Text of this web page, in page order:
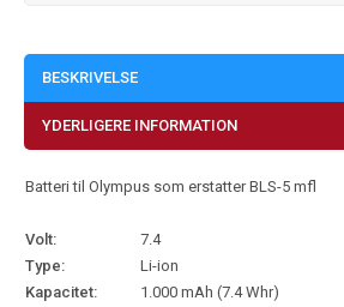
BESKRIVELSE
YDERLIGERE INFORMATION
Batteri til Olympus som erstatter BLS-5 mfl
Volt:
7.4
Type:
Li-ion
Kapacitet:
1.000 mAh (7.4 Whr)